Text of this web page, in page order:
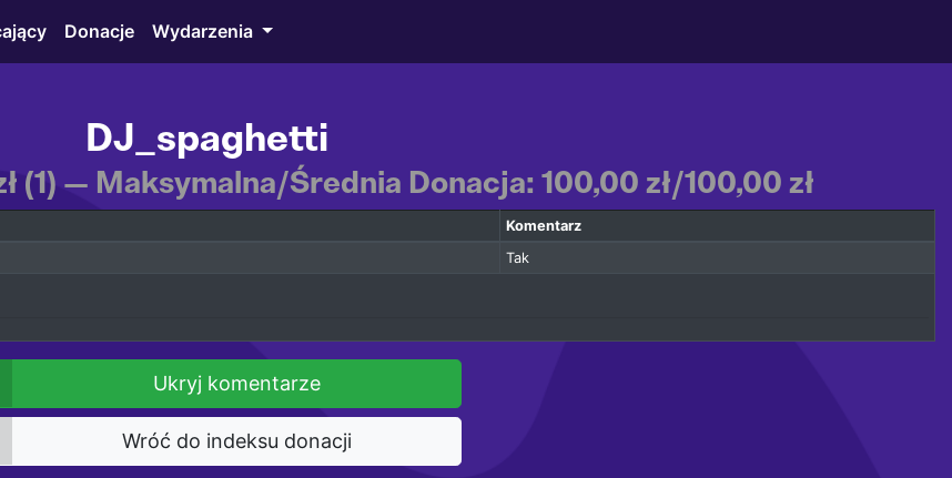
Donacje Wydarzenia
DJ_spaghetti
(1) — Maksymalna/Średnia Donacja: 100,00 zł/100,00 zł
Komentarz
Tak
Ukryj komentarze
Wróć do indeksu donacji